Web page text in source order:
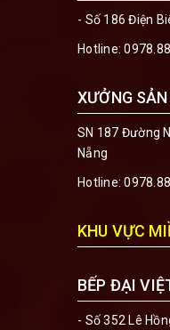
- Số 186 Điện
Hotline:
XƯỞNG
SN 187 Đường
Nẵng
Hotline:
KHU VỰC
BẾP ĐẠI
- Số 352 Lê